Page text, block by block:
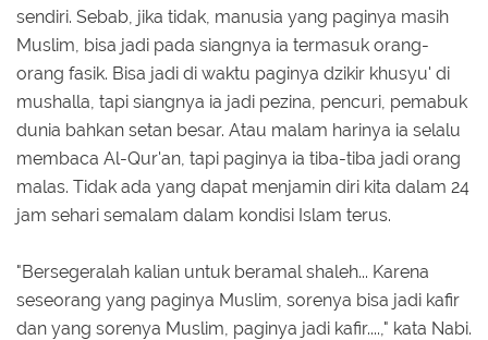
sendiri. Sebab, jika tidak, manusia yang paginya masih
Muslim, bisa jadi pada siangnya ia termasuk orang-
orang fasik. Bisa jadi di waktu paginya dzikir khusyu' di
mushalla, tapi siangnya ia jadi pezina, pencuri, pemabuk
dunia bahkan setan besar. Atau malam harinya ia selalu
membaca Al-Qur'an, tapi paginya ia tiba-tiba jadi orang
malas. Tidak ada yang dapat menjamin diri kita dalam 24
jam sehari semalam dalam kondisi Islam terus.
"Bersegeralah kalian untuk beramal shaleh... Karena
seseorang yang paginya Muslim, sorenya bisa jadi kafir
dan yang sorenya Muslim, paginya jadi kafir....," kata Nabi.